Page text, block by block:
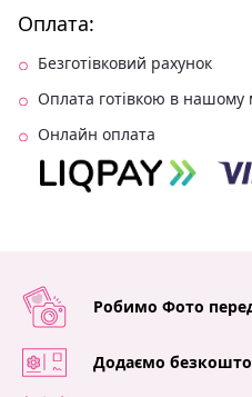
Оплата:
Безготівковий рахунок
Оплата готівкою в нашому
Онлайн оплата
Робимо Фото
Додаємо